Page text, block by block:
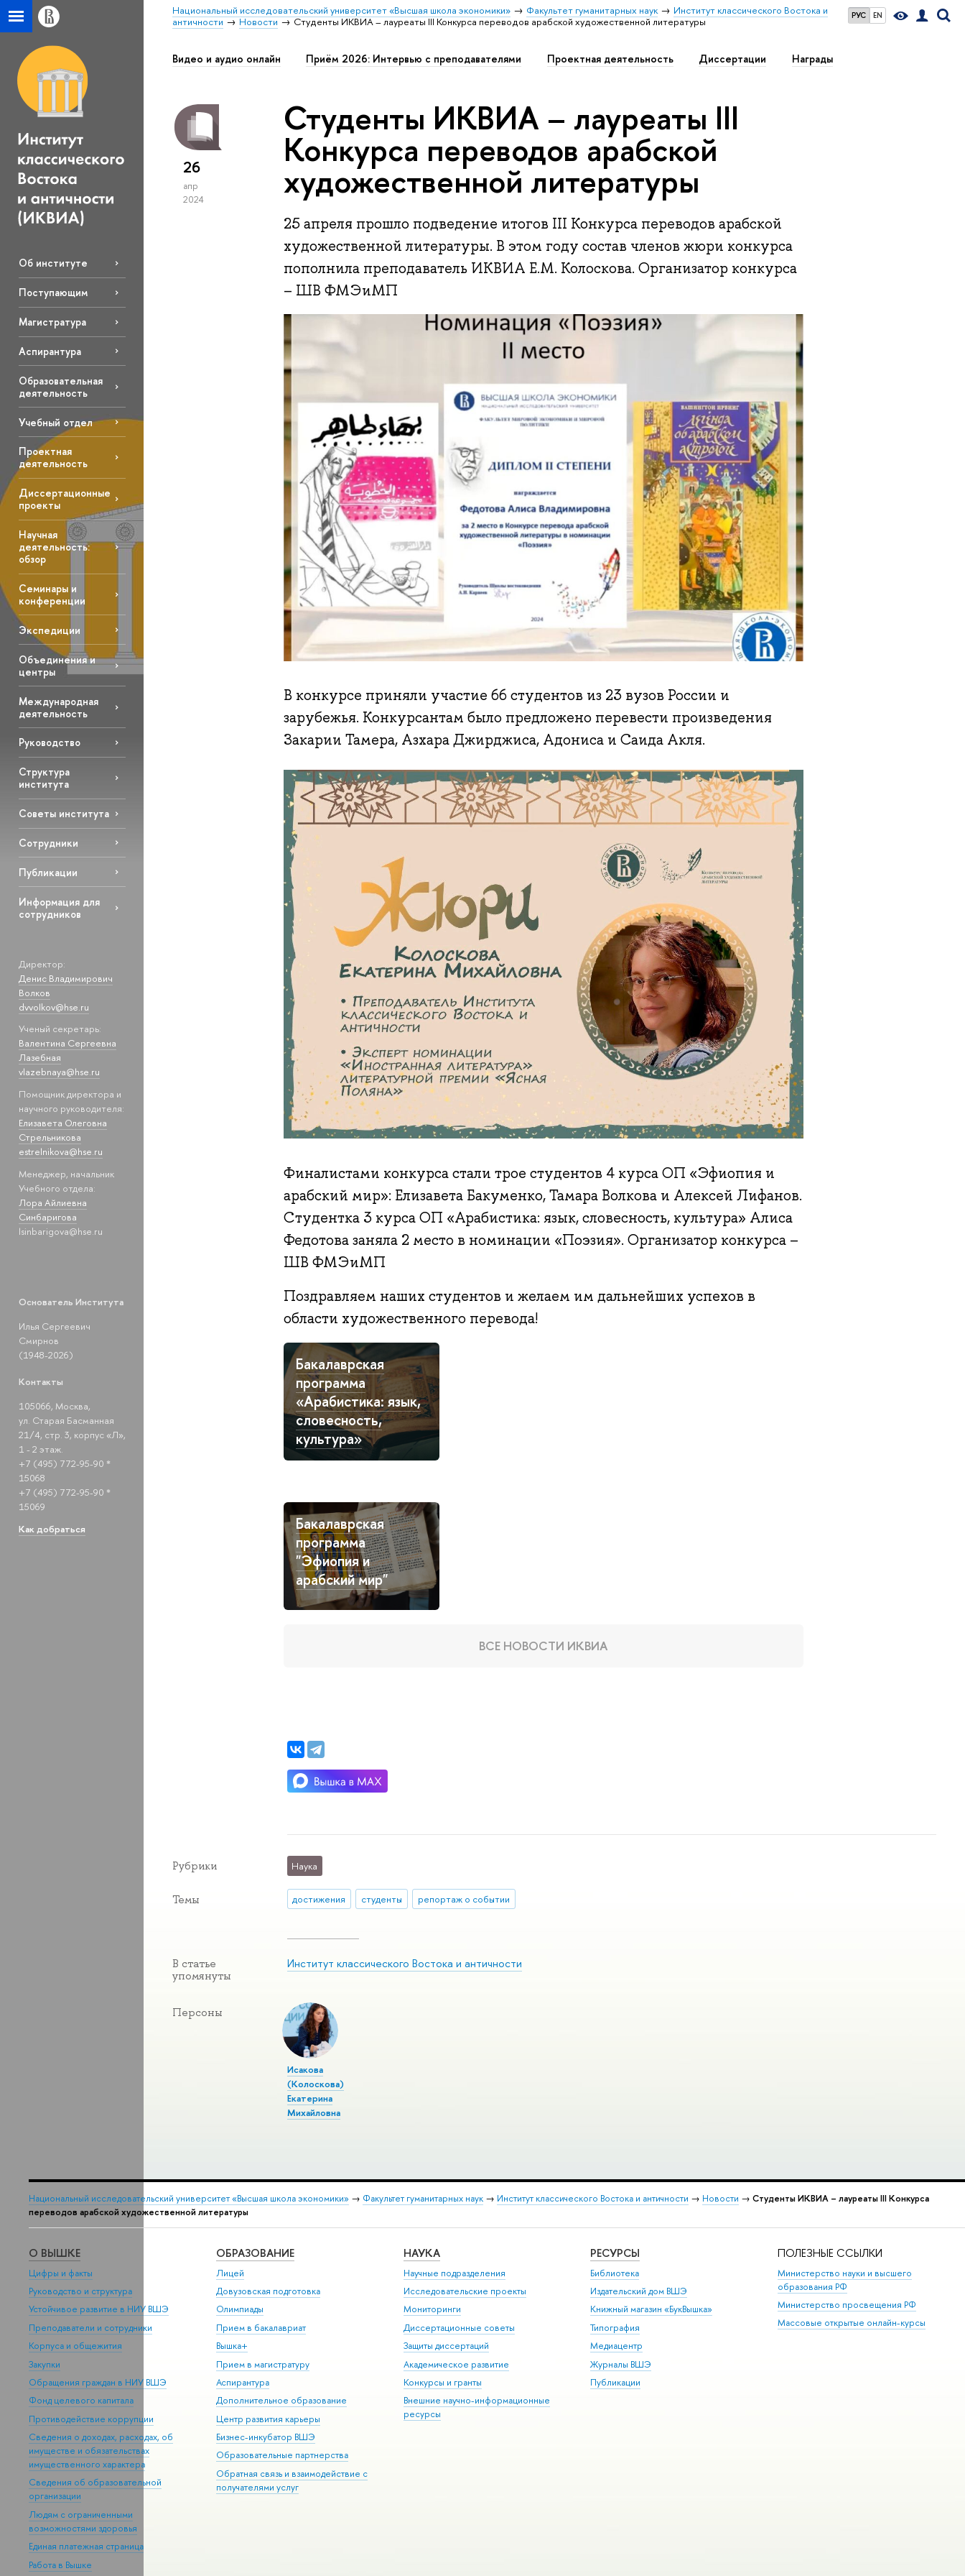
РУС EN
Национальный исследовательский университет «Высшая школа экономики» Факультет гуманитарных наук
Институт классического Востока и
античности
Новости Студенты ИКВИА – лауреаты III Конкурса переводов арабской художественной литературы
Об институте
Поступающим
Магистратура
Аспирантура
Образовательная
деятельность
Учебный отдел
Проектная
деятельность
Диссертационные
проекты
Научная
деятельность:
обзор
Семинары и
конференции
Экспедиции
Объединения и
центры
Международная
деятельность
Руководство
Структура
института
Советы института
Сотрудники
Публикации
Информация для
сотрудников
Директор:
Денис Владимирович
Волков
dvvolkov@hse.ru
Ученый секретарь:
Валентина Сергеевна
Лазебная
vlazebnaya@hse.ru
Помощник директора и
научного руководителя:
Елизавета Олеговна
Стрельникова
estrelnikova@hse.ru
Менеджер, начальник
Учебного отдела:
Лора Айлиевна
Синбаригова
lsinbarigova@hse.ru
Основатель Института
Илья Сергеевич
Смирнов
(1948-2026)
Контакты
105066, Москва,
ул. Старая Басманная
21/4, стр. 3, корпус «Л»,
1 - 2 этаж.
+7 (495) 772-95-90 *
15068
+7 (495) 772-95-90 *
15069
Как добраться
Видео и аудио онлайн Приём 2026: Интервью с преподавателями Проектная деятельность Диссертации Награды
26
апр
2024
Студенты ИКВИА – лауреаты III
Конкурса переводов арабской
художественной литературы
25 апреля прошло подведение итогов III Конкурса переводов арабской
художественной литературы. В этом году состав членов жюри конкурса
пополнила преподаватель ИКВИА Е.М. Колоскова. Организатор конкурса
– ШВ ФМЭиМП
В конкурсе приняли участие 66 студентов из 23 вузов России и
зарубежья. Конкурсантам было предложено перевести произведения
Закарии Тамера, Азхара Джирджиса, Адониса и Саида Акля.
Финалистами конкурса стали трое студентов 4 курса ОП «Эфиопия и
арабский мир»: Елизавета Бакуменко, Тамара Волкова и Алексей Лифанов.
Студентка 3 курса ОП «Арабистика: язык, словесность, культура» Алиса
Федотова заняла 2 место в номинации «Поэзия». Организатор конкурса –
ШВ ФМЭиМП
Поздравляем наших студентов и желаем им дальнейших успехов в
области художественного перевода!
Бакалаврская
программа
«Арабистика: язык,
словесность,
культура»
Бакалаврская
программа
"Эфиопия и
арабский мир"
ВСЕ НОВОСТИ ИКВИА
Рубрики Наука
Темы достижения студенты репортаж о событии
В статье
упомянуты
Институт классического Востока и античности
Персоны
Исакова
(Колоскова)
Екатерина
Михайловна
Национальный исследовательский университет «Высшая школа экономики» → Факультет гуманитарных наук → Институт классического Востока и античности → Новости → Студенты ИКВИА – лауреаты III Конкурса
переводов арабской художественной литературы
О ВЫШКЕ
Цифры и факты
Руководство и структура
Устойчивое развитие в НИУ ВШЭ
Преподаватели и сотрудники
Корпуса и общежития
Закупки
Обращения граждан в НИУ ВШЭ
Фонд целевого капитала
Противодействие коррупции
Сведения о доходах, расходах, об
имуществе и обязательствах
имущественного характера
Сведения об образовательной
организации
Людям с ограниченными
возможностями здоровья
Единая платежная страница
Работа в Вышке
ОБРАЗОВАНИЕ
Лицей
Довузовская подготовка
Олимпиады
Прием в бакалавриат
Вышка+
Прием в магистратуру
Аспирантура
Дополнительное образование
Центр развития карьеры
Бизнес-инкубатор ВШЭ
Образовательные партнерства
Обратная связь и взаимодействие с
получателями услуг
НАУКА
Научные подразделения
Исследовательские проекты
Мониторинги
Диссертационные советы
Защиты диссертаций
Академическое развитие
Конкурсы и гранты
Внешние научно-информационные
ресурсы
РЕСУРСЫ
Библиотека
Издательский дом ВШЭ
Книжный магазин «БукВышка»
Типография
Медиацентр
Журналы ВШЭ
Публикации
ПОЛЕЗНЫЕ ССЫЛКИ
Министерство науки и высшего
образования РФ
Министерство просвещения РФ
Массовые открытые онлайн-курсы